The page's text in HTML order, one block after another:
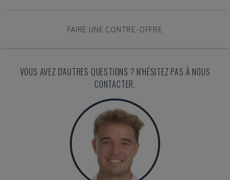
FAIRE UNE CONTRE-OFFRE
VOUS AVEZ D'AUTRES QUESTIONS ? N'HÉSITEZ PAS À NOUS
CONTACTER.